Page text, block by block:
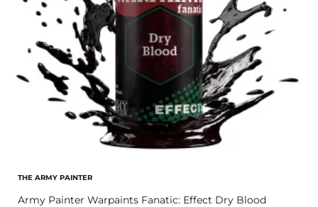
THE ARMY PAINTER
Army Painter Warpaints Fanatic: Effect Dry Blood